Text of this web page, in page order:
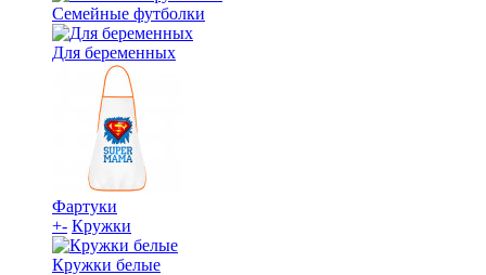
Семейные футболки
Для беременных
Фартуки
+- Кружки
Кружки белые